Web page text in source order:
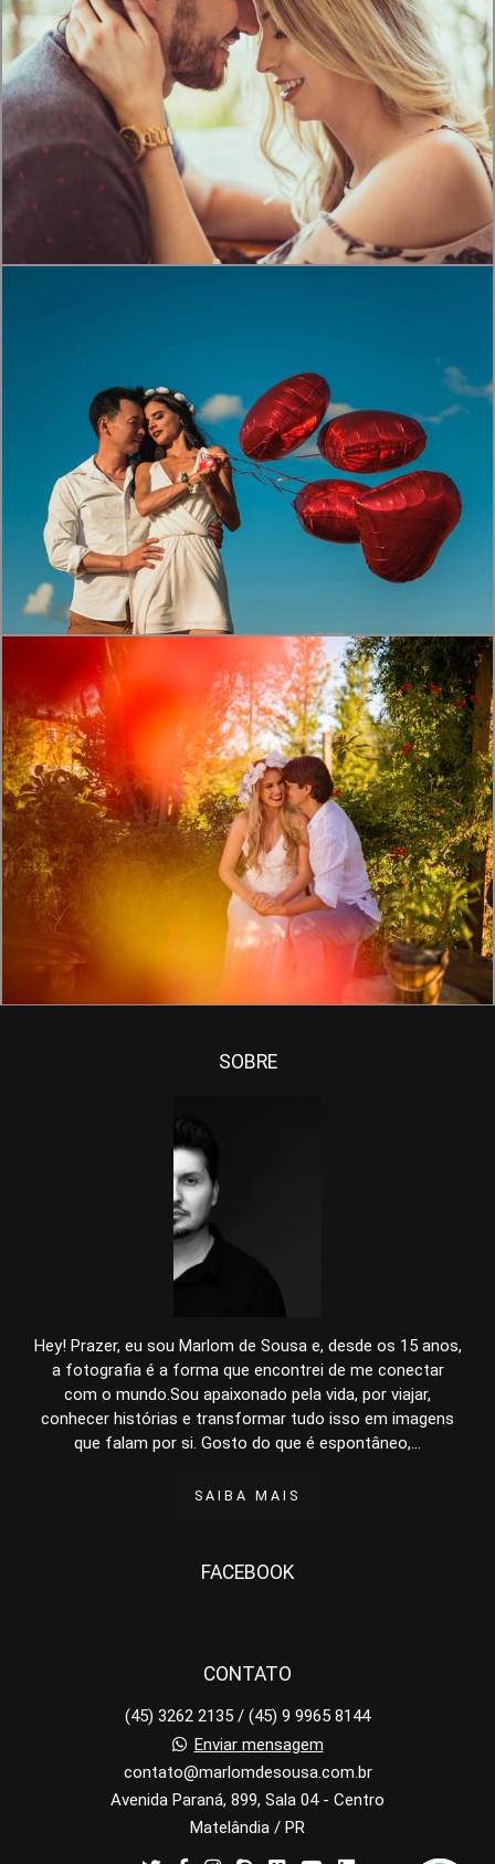
1730 0
1857 21
1428 0
SOBRE
Hey! Prazer, eu sou Marlom de Sousa e, desde os 15 anos,
a fotografia é a forma que encontrei de me conectar
com o mundo.Sou apaixonado pela vida, por viajar,
conhecer histórias e transformar tudo isso em imagens
que falam por si. Gosto do que é espontâneo,...
SAIBA MAIS
FACEBOOK
CONTATO
(45) 3262 2135 / (45) 9 9965 8144
Enviar mensagem
contato@marlomdesousa.com.br
Avenida Paraná, 899, Sala 04 - Centro
Matelândia / PR